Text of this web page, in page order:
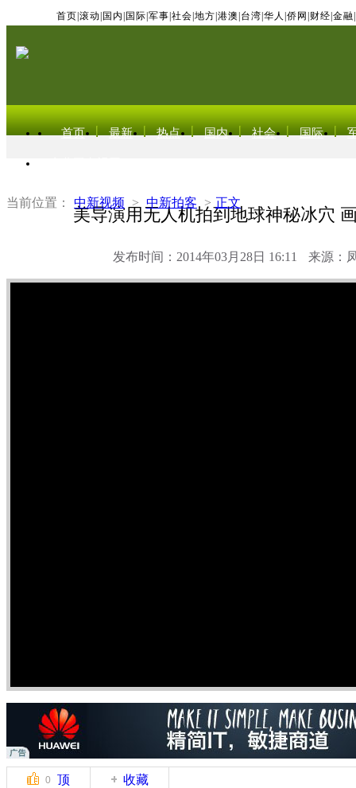
首页 滚动 国内 国际 军事 社会 地方 港澳 台湾 华人 侨网 财经 金融
首页 最新 热点 国内 社会 国际
当前位置： 中新视频 > 中新拍客 > 正文
美导演用无人机拍到地球神秘冰穴
发布时间：2014年03月28日 16:11 来源：
0 顶 收藏